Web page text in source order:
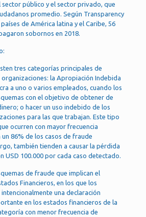
público y el sector privado, que
promedio. Según Transparency
de América latina y el Caribe, 56
sobornos en 2018.
tres categorías principales de
la Apropiación Indebida
a uno o varios empleados, cuando los
con el objetivo de obtener de
o hacer un uso indebido de los
para las que trabajan. Este tipo
ocurren con mayor frecuencia
86% de los casos de fraude
también tienden a causar la pérdida
USD 100.000 por cada caso detectado.
de fraude que implican el
Financieros, en los que los
una declaración
en los estados financieros de la
con menor frecuencia de